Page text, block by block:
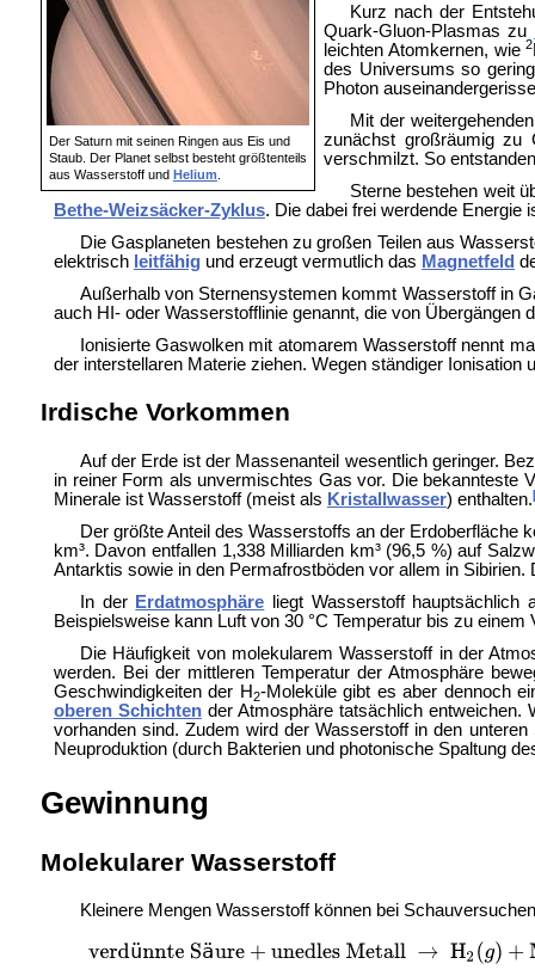
Der Saturn mit seinen Ringen aus Eis und
Staub. Der Planet selbst besteht größtenteils
aus Wasserstoff und Helium
Kurz nach der
Quark-Gluon-Plasmas zu
leichten Atomkernen, wie2
des Universums so
Photon
Mit der
zunächst großräumig zu
verschmilzt. So
Sterne bestehen weit
Bethe-Weizsäcker-Zyklus. Die dabei frei werdende Energie
Die Gasplaneten bestehen zu großen Teilen aus
elektrisch leitfähigund erzeugt vermutlich das Magnetfeld
Außerhalb von Sternensystemen kommt Wasserstoff in
auch HI- oder Wasserstofflinie genannt, die von
Ionisierte Gaswolken mit atomarem Wasserstoff nennt
der interstellaren Materie ziehen. Wegen ständiger
Irdische Vorkommen
Auf der Erde ist der Massenanteil wesentlich geringer.
in reiner Form als unvermischtes Gas vor. Die bekannteste
Minerale ist Wasserstoff (meist als Kristallwasser) enthalten.
Der größte Anteil des Wasserstoffs an der Erdoberfläche
km³. Davon entfallen 1,338 Milliarden km³ (96,5 %) auf
Antarktis sowie in den Permafrostböden vor allem in Sibirien.
In der Erdatmosphäre liegt Wasserstoff hauptsächlich
Beispielsweise kann Luft von 30 °C Temperatur bis zu
Die Häufigkeit von molekularem Wasserstoff in der
werden. Bei der mittleren Temperatur der Atmosphäre
Geschwindigkeiten der H2-Moleküle gibt es aber dennoch
oberen Schichtender Atmosphäre tatsächlich entweichen.
vorhanden sind. Zudem wird der Wasserstoff in den
Neuproduktion (durch Bakterien und photonische Spaltung
Gewinnung
Molekularer Wasserstoff
Kleinere Mengen Wasserstoff können bei